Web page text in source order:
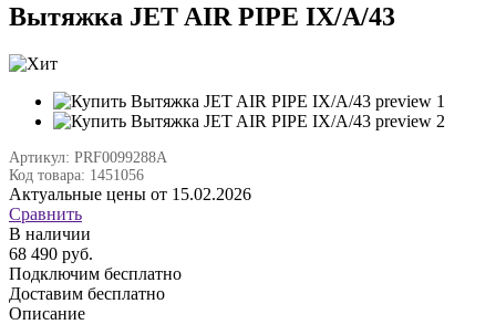
Вытяжка JET AIR PIPE IX/A/43
Артикул: PRF0099288A
Код товара: 1451056
Актуальные цены от 15.02.2026
Сравнить
В наличии
68 490 руб.
Подключим бесплатно
Доставим бесплатно
Описание